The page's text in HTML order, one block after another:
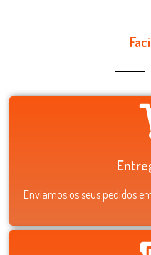
Enviamos os seus pedidos